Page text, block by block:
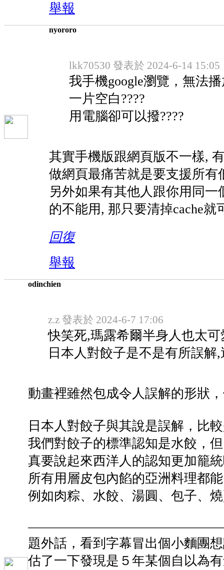
舉報
nyororo
lkk70530 發表於 2024-6-14 15:05
我手機google瀏覽，無法
一片空白????
用電腦卻可以撥????
其實手機版跟網頁版不一樣,
做網頁最痛苦就是要支援所有
另外如果有其他人跟你用同一
的不能用, 那只要清掉cache就
回復
舉報
odinchien
z.z 發表於 2024-6-7 17:06
快笑死,瑪露希爾半身人也太可
日本人對餃子是不是有所誤解
動畫裡雖然包成令人誤解的形狀
日本人對餃子與其說是誤解，比
我們對餃子的標準認知是水餃，
真要說起來西洋人的認知更加籠
所有用層皮包內餡的亞洲料理都
例如肉粽、水餃、湯圓、包子、
題外話，看到字幕冒出個小麵團
估了一下發現是５年某個自以為